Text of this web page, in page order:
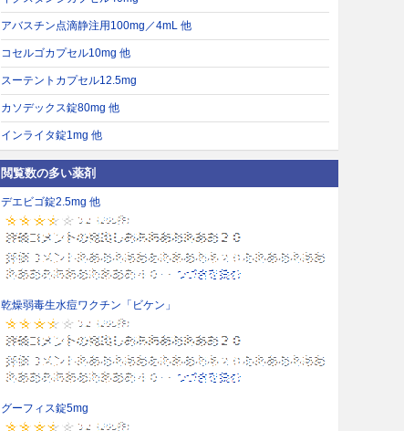
アバスチン点滴静注用100mg／4mL 他
コセルゴカプセル10mg 他
スーテントカプセル12.5mg
カソデックス錠80mg 他
インライタ錠1mg 他
閲覧数の多い薬剤
デエビゴ錠2.5mg 他
乾燥弱毒生水痘ワクチン「ビケン」
グーフィス錠5mg